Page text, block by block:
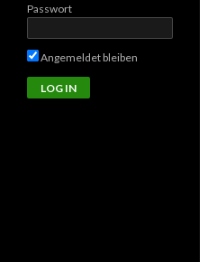
Passwort
Angemeldet bleiben